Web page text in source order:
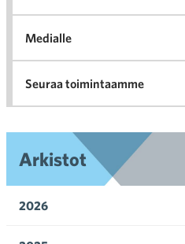
Medialle
Seuraa toimintaamme
Arkistot
2026